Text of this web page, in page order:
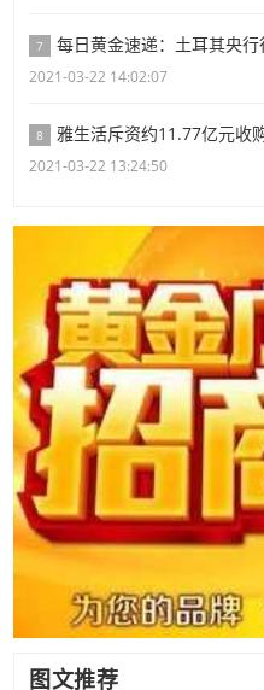
7 每日黄金速递：土耳其央
2021-03-22 14:02:07
8 雅生活斥资约11.77亿元收
2021-03-22 13:24:50
图文推荐